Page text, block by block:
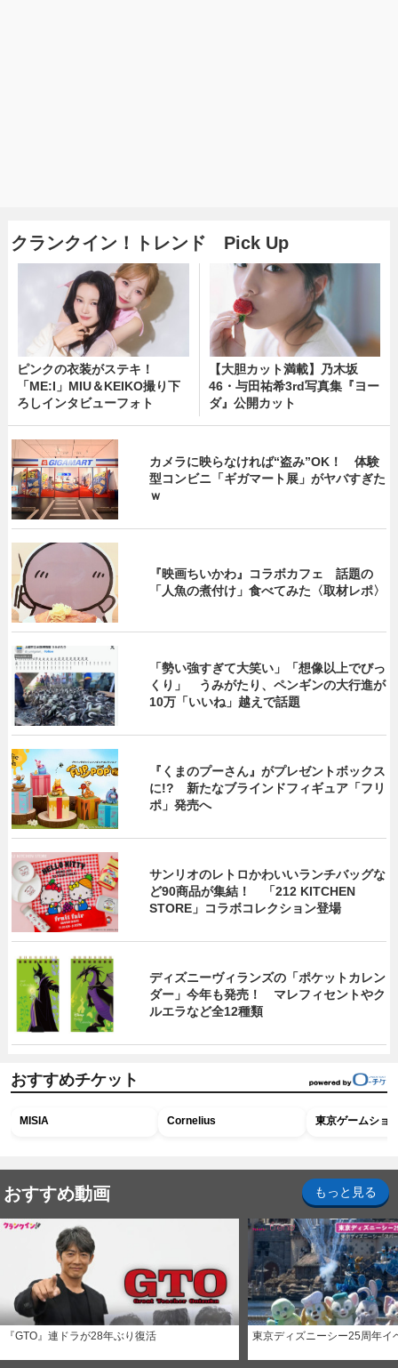
クランクイン！トレンド Pick Up
ピンクの衣装がステキ！
「ME:I」MIU＆KEIKO撮り下
ろしインタビューフォト
【大胆カット満載】乃木坂
46・与田祐希3rd写真集『ヨー
ダ』公開カット
カメラに映らなければ“盗み”OK！ 体験
型コンビニ「ギガマート展」がヤバすぎた
ｗ
『映画ちいかわ』コラボカフェ 話題の
「人魚の煮付け」食べてみた〈取材レポ〉
「勢い強すぎて大笑い」「想像以上でびっ
くり」 うみがたり、ペンギンの大行進が
10万「いいね」越えで話題
『くまのプーさん』がプレゼントボックス
に!? 新たなブラインドフィギュア「フリ
ポ」発売へ
サンリオのレトロかわいいランチバッグな
ど90商品が集結！ 「212 KITCHEN
STORE」コラボコレクション登場
ディズニーヴィランズの「ポケットカレン
ダー」今年も発売！ マレフィセントやク
ルエラなど全12種類
おすすめチケット
MISIA Cornelius 東京ゲームショ
おすすめ動画 もっと見る
『GTO』連ドラが28年ぶり復活 東京ディズニーシー25周年イ